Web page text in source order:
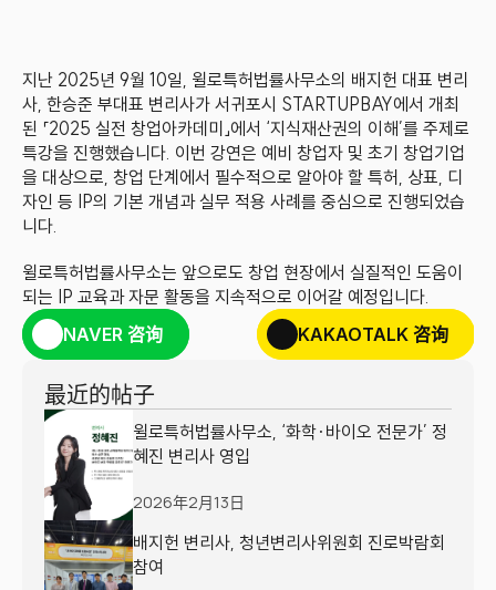
지난 2025년 9월 10일, 윌로특허법률사무소의 배지헌 대표 변리
사, 한승준 부대표 변리사가 서귀포시 STARTUPBAY에서 개최
된 「2025 실전 창업아카데미」에서 ‘지식재산권의 이해’를 주제로
특강을 진행했습니다. 이번 강연은 예비 창업자 및 초기 창업기업
을 대상으로, 창업 단계에서 필수적으로 알아야 할 특허, 상표, 디
자인 등 IP의 기본 개념과 실무 적용 사례를 중심으로 진행되었습
니다.
윌로특허법률사무소는 앞으로도 창업 현장에서 실질적인 도움이
되는 IP 교육과 자문 활동을 지속적으로 이어갈 예정입니다.
NAVER 咨询
KAKAOTALK 咨询
最近的帖子
윌로특허법률사무소, ‘화학·바이오 전문가’ 정
혜진 변리사 영입
2026年2月13日
배지헌 변리사, 청년변리사위원회 진로박람회
참여